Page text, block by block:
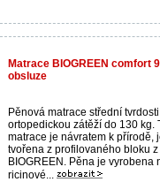
Matrace BIOGREEN comfort
obsluze
Pěnová matrace střední
ortopedickou zátěží do 130 kg.
matrace je návratem k přírodě,
tvořena z profilovaného bloku
BIOGREEN. Pěna je vyrobena
ricinové...